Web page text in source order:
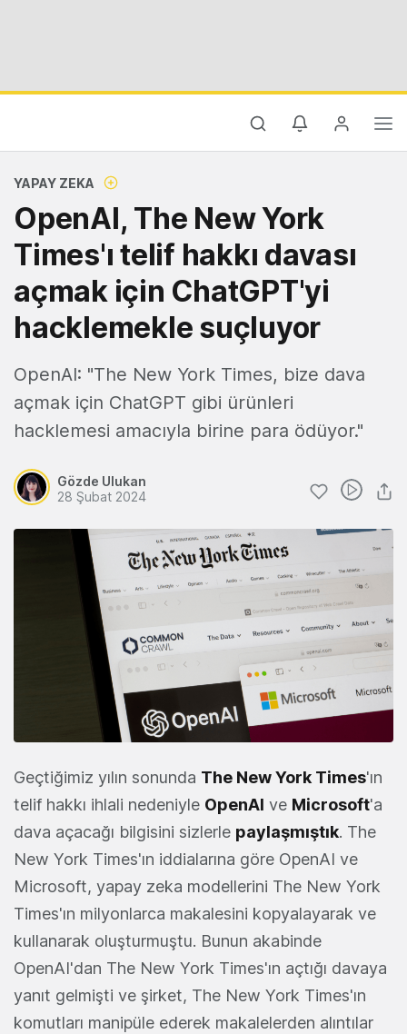
YAPAY ZEKA
OpenAI, The New York
Times'ı telif hakkı davası
açmak için ChatGPT'yi
hacklemekle suçluyor
OpenAI: "The New York Times, bize dava
açmak için ChatGPT gibi ürünleri
hacklemesi amacıyla birine para ödüyor."
Gözde Ulukan
28 Şubat 2024
Geçtiğimiz yılın sonunda The New York Times'ın
telif hakkı ihlali nedeniyle OpenAI ve Microsoft'a
dava açacağı bilgisini sizlerle paylaşmıştık. The
New York Times'ın iddialarına göre OpenAI ve
Microsoft, yapay zeka modellerini The New York
Times'ın milyonlarca makalesini kopyalayarak ve
kullanarak oluşturmuştu. Bunun akabinde
OpenAI'dan The New York Times'ın açtığı davaya
yanıt gelmişti ve şirket, The New York Times'ın
komutları manipüle ederek makalelerden alıntılar